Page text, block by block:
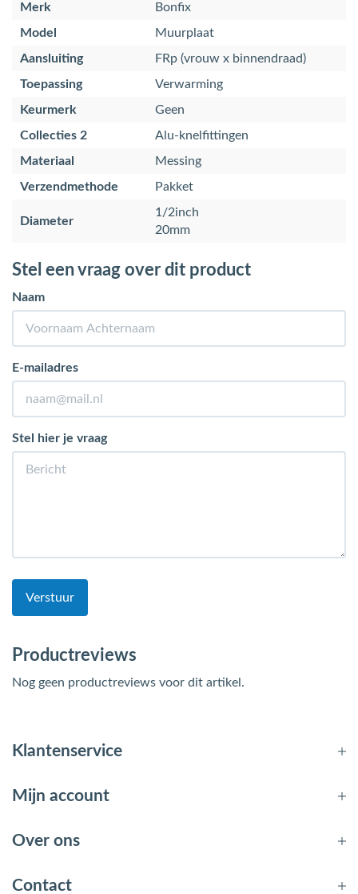
Merk
Bonfix
Model
Muurplaat
Aansluiting
FRp (vrouw x binnendraad)
Toepassing
Verwarming
Keurmerk
Geen
Collecties 2
Alu-knelfittingen
Materiaal
Messing
Verzendmethode
Pakket
Diameter
1/2inch
20mm
Stel een vraag over dit product
Naam
E-mailadres
Stel hier je vraag
Verstuur
Productreviews
Nog geen productreviews voor dit artikel.
Klantenservice
Mijn account
Over ons
Contact